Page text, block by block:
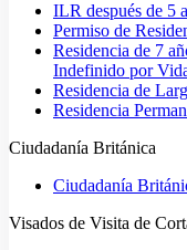
ILR después de 5
Permiso de
Residencia de 7
Indefinido por
Residencia de
Residencia
Ciudadanía Británica
Ciudadanía
Visados de Visita de